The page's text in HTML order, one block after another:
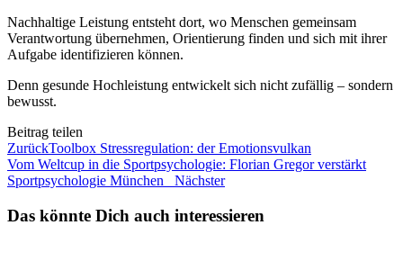
Nachhaltige Leistung entsteht dort, wo Menschen gemeinsam
Verantwortung übernehmen, Orientierung finden und sich mit ihrer
Aufgabe identifizieren können.
Denn gesunde Hochleistung entwickelt sich nicht zufällig – sondern
bewusst.
Beitrag teilen
ZurückToolbox Stressregulation: der Emotionsvulkan
Vom Weltcup in die Sportpsychologie: Florian Gregor verstärkt
Sportpsychologie München Nächster
Das könnte Dich auch interessieren